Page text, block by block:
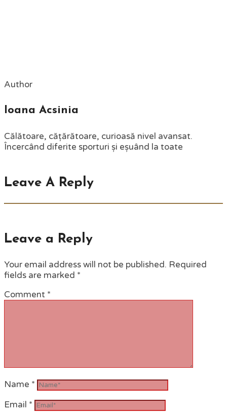
Author
Ioana Acsinia
Călătoare, cățărătoare, curioasă nivel avansat.
Încercând diferite sporturi și eșuând la toate
Leave A Reply
Leave a Reply
Your email address will not be published. Required
fields are marked *
Comment *
Name *
Email *